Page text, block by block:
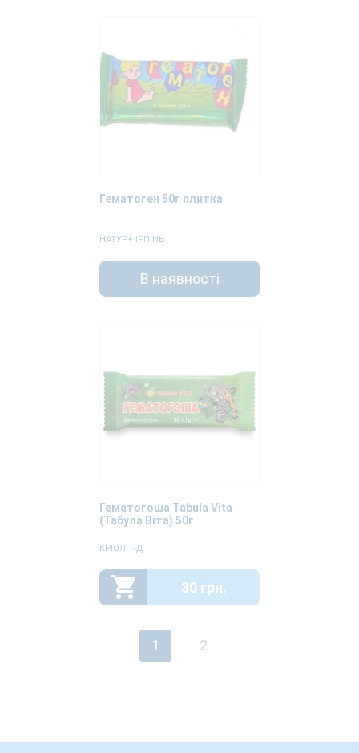
Гематоген 50г плитка
НАТУР+ ІРПІНЬ
В наявності
Гематогоша Tabula Vita
(Табула Віта) 50г
КРІОЛІТ-Д
30 грн.
1 2